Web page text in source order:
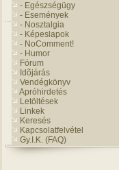
- Egészségügy
- Események
- Nosztalgia
- Képeslapok
- NoComment!
- Humor
Fórum
Idõjárás
Vendégkönyv
Apróhirdetés
Letöltések
Linkek
Keresés
Kapcsolatfelvétel
Gy.I.K. (FAQ)